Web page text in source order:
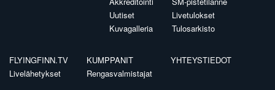
Uutiset
Kuvagalleria
Livetulokset
Tulosarkisto
FLYINGFINN.TV
Livelähetykset
KUMPPANIT
Rengasvalmistajat
YHTEYSTIEDOT